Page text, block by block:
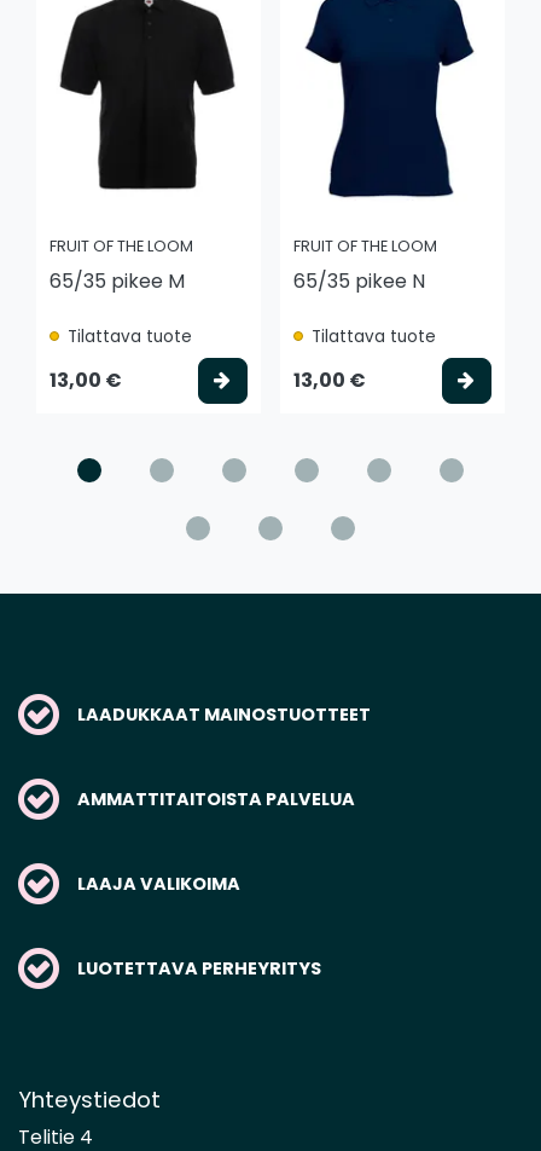
FRUIT OF THE LOOM
65/35 pikee M
Tilattava tuote
13,00 € Valitse vaihtoehto
FRUIT OF THE LOOM
65/35 pikee N
Tilattava tuote
13,00 €
LAADUKKAAT MAINOSTUOTTEET
AMMATTITAITOISTA PALVELUA
LAAJA VALIKOIMA
LUOTETTAVA PERHEYRITYS
Yhteystiedot
Telitie 4